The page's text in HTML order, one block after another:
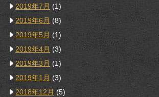
2019年7月 (1)
2019年6月 (8)
2019年5月 (1)
2019年4月 (3)
2019年3月 (1)
2019年1月 (3)
2018年12月 (5)